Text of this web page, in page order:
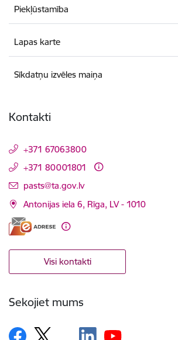
Piekļūstamība
Lapas karte
Sīkdatņu izvēles maiņa
Kontakti
+371 67063800
+371 80001801
E-pasts:
pasts@ta.gov.lv
Antonijas iela 6, Rīga, LV - 1010
Visi kontakti
Sekojiet mums